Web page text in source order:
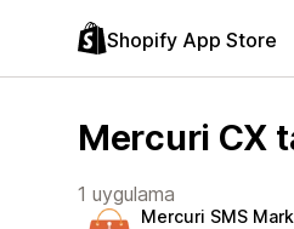
Shopify App Store
Mercuri CX
1 uygulama
Mercuri SMS